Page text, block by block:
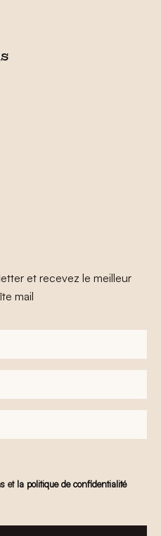
et recevez le meilleur
mail
et la politique de confidentialité